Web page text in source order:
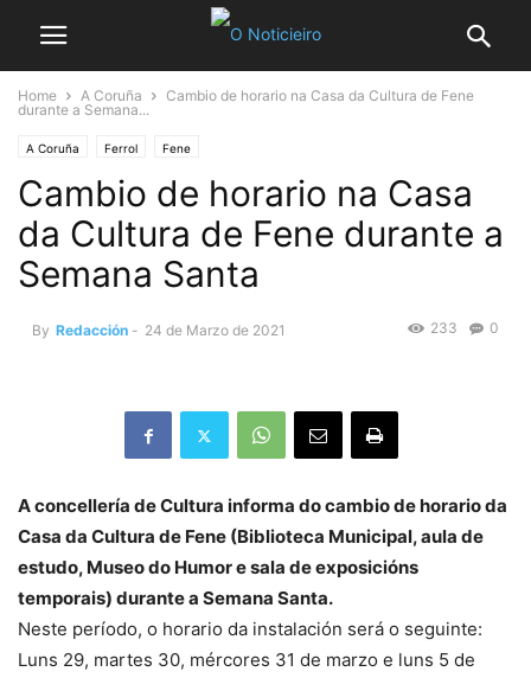
Home A Coruña
Cambio de horario na Casa da Cultura de Fene
durante a Semana...
A Coruña Ferrol Fene
Cambio de horario na Casa
da Cultura de Fene durante a
Semana Santa
By Redacción - 24 de Marzo de 2021 0
233
A concellería de Cultura informa do cambio de horario da
Casa da Cultura de Fene (Biblioteca Municipal, aula de
estudo, Museo do Humor e sala de exposicións
temporais) durante a Semana Santa.
Neste período, o horario da instalación será o seguinte:
Luns 29, martes 30, mércores 31 de marzo e luns 5 de